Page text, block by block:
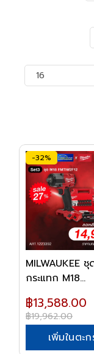
-32%
MILWAUKEE
กระแทก M18
฿13,588.00
฿19,962.00
เพิ่มในตะก